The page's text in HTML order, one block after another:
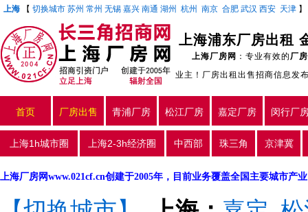
上海 【 切换城市 苏州 常州 无锡 嘉兴 南通 湖州 杭州 南京 合肥 武汉 西安 天津 】
上海浦东厂房出租
上海厂房网 ：专业有效的厂
业主！厂房出租出售招商信息发
首页 厂房出售 青浦厂房 松江厂房 嘉定厂房 闵行厂
上海1h城市圈 上海2-3h经济圈 中西部 珠三角 京津冀
上海厂房网www.021cf.cn创建于2005年，目前业务覆盖全国主要城市产